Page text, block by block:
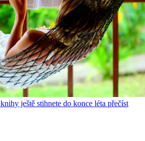
ještě stihnete do konce léta přečíst